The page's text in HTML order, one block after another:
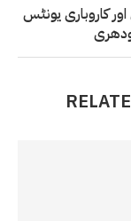
کاروباری یونٹس